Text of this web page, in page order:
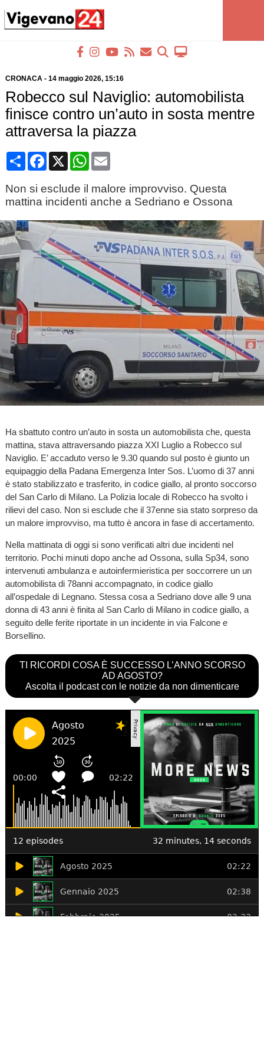
CRONACA- 14 maggio 2026, 15:16
Robecco sul Naviglio: automobilista
finisce contro un’auto in sosta mentre
attraversa la piazza
CondividiFacebook
X WhatsApp
Email
Non si esclude il malore improvviso. Questa
mattina incidenti anche a Sedriano e Ossona
Ha sbattuto contro un’auto in sosta un automobilista che, questa
mattina, stava attraversando piazza XXI Luglio a Robecco sul
Naviglio. E’ accaduto verso le 9.30 quando sul posto è giunto un
equipaggio della Padana Emergenza Inter Sos. L’uomo di 37 anni
è stato stabilizzato e trasferito, in codice giallo, al pronto soccorso
del San Carlo di Milano. La Polizia locale di Robecco ha svolto i
rilievi del caso. Non si esclude che il 37enne sia stato sorpreso da
un malore improvviso, ma tutto è ancora in fase di accertamento.
Nella mattinata di oggi si sono verificati altri due incidenti nel
territorio. Pochi minuti dopo anche ad Ossona, sulla Sp34, sono
intervenuti ambulanza e autoinfermieristica per soccorrere un un
automobilista di 78anni accompagnato, in codice giallo
all’ospedale di Legnano. Stessa cosa a Sedriano dove alle 9 una
donna di 43 anni è finita al San Carlo di Milano in codice giallo, a
seguito delle ferite riportate in un incidente in via Falcone e
Borsellino.
TI RICORDI COSA È SUCCESSO L’ANNO SCORSO
AD AGOSTO?
Ascolta il podcast con le notizie da non dimenticare